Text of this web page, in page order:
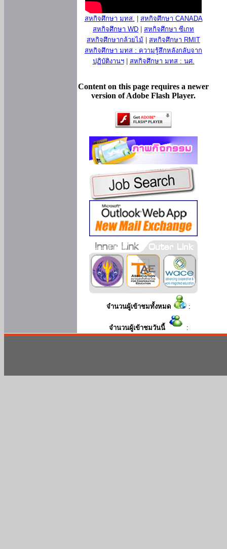
สหกิจศึกษา มทส.
สหกิจศึกษา CANADA
สหกิจศึกษา WD
สหกิจศึกษา ซีเกท
สหกิจศึกษากล้วยไม้
สหกิจศึกษา RMIT
สหกิจศึกษา มทส : ความรู้สึกหลังกลับจาก
ปฏิบัติงานฯ| สหกิจศึกษา มทส : นศ.
Content on this page requires a newer
version of Adobe Flash Player.
จำนวนผู้เข้าชมทั้งหมด :
จำนวนผู้เข้าชมวันนี้ :